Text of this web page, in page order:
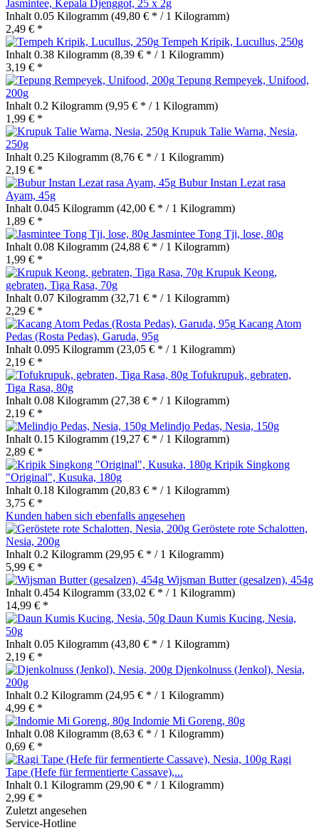
Jasmintee, Kepala Djenggot, 25 x 2g
Inhalt 0.05 Kilogramm (49,80 € * / 1 Kilogramm)
2,49 € *
Tempeh Kripik, Lucullus, 250g
Inhalt 0.38 Kilogramm (8,39 € * / 1 Kilogramm)
3,19 € *
Tepung Rempeyek, Unifood,
200g
Inhalt 0.2 Kilogramm (9,95 € * / 1 Kilogramm)
1,99 € *
Krupuk Talie Warna, Nesia,
250g
Inhalt 0.25 Kilogramm (8,76 € * / 1 Kilogramm)
2,19 € *
Bubur Instan Lezat rasa
Ayam, 45g
Inhalt 0.045 Kilogramm (42,00 € * / 1 Kilogramm)
1,89 € *
Jasmintee Tong Tji, lose, 80g
Inhalt 0.08 Kilogramm (24,88 € * / 1 Kilogramm)
1,99 € *
Krupuk Keong,
gebraten, Tiga Rasa, 70g
Inhalt 0.07 Kilogramm (32,71 € * / 1 Kilogramm)
2,29 € *
Kacang Atom
Pedas (Rosta Pedas), Garuda, 95g
Inhalt 0.095 Kilogramm (23,05 € * / 1 Kilogramm)
2,19 € *
Tofukrupuk, gebraten,
Tiga Rasa, 80g
Inhalt 0.08 Kilogramm (27,38 € * / 1 Kilogramm)
2,19 € *
Melindjo Pedas, Nesia, 150g
Inhalt 0.15 Kilogramm (19,27 € * / 1 Kilogramm)
2,89 € *
Kripik Singkong
"Original", Kusuka, 180g
Inhalt 0.18 Kilogramm (20,83 € * / 1 Kilogramm)
3,75 € *
Kunden haben sich ebenfalls angesehen
Geröstete rote Schalotten,
Nesia, 200g
Inhalt 0.2 Kilogramm (29,95 € * / 1 Kilogramm)
5,99 € *
Wijsman Butter (gesalzen), 454g
Inhalt 0.454 Kilogramm (33,02 € * / 1 Kilogramm)
14,99 € *
Daun Kumis Kucing, Nesia,
50g
Inhalt 0.05 Kilogramm (43,80 € * / 1 Kilogramm)
2,19 € *
Djenkolnuss (Jenkol), Nesia,
200g
Inhalt 0.2 Kilogramm (24,95 € * / 1 Kilogramm)
4,99 € *
Indomie Mi Goreng, 80g
Inhalt 0.08 Kilogramm (8,63 € * / 1 Kilogramm)
0,69 € *
Ragi
Tape (Hefe für fermentierte Cassave),...
Inhalt 0.1 Kilogramm (29,90 € * / 1 Kilogramm)
2,99 € *
Zuletzt angesehen
Service-Hotline